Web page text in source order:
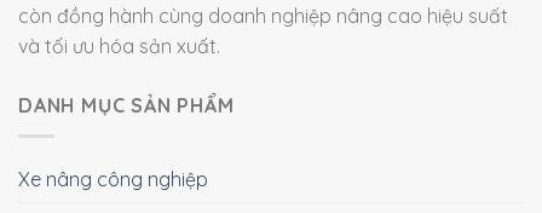
còn đồng hành cùng doanh nghiệp nâng cao hiệu suất
và tối ưu hóa sản xuất.
DANH MỤC SẢN PHẨM
Xe nâng công nghiệp